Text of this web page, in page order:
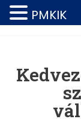
PMKIK